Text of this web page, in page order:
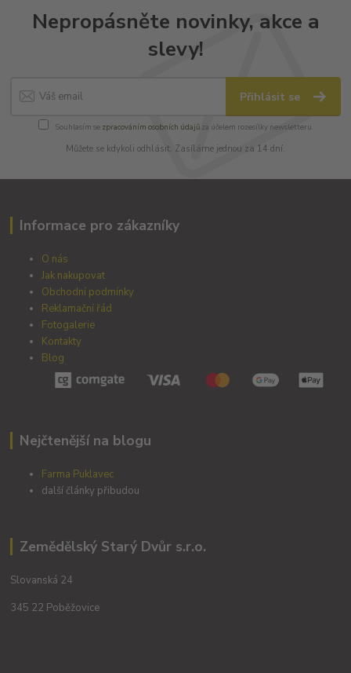
Nepropásněte novinky, akce a
slevy!
Přihlásit se
Souhlasím se zpracováním osobních údajůza účelem rozesílky newsletteru.
Můžete se kdykoli odhlásit. Zasíláme jednou za 14 dní.
Informace pro zákazníky
O nás
Jak nakupovat
Obchodní podmínky
Reklamační řád
Fotogalerie
Kontakty
Blog
Nejčtenější na blogu
Farma Puklavec
další články přibudou
Zemědělský Starý Dvůr s.r.o.
Slovanská 24
345 22 Poběžovice